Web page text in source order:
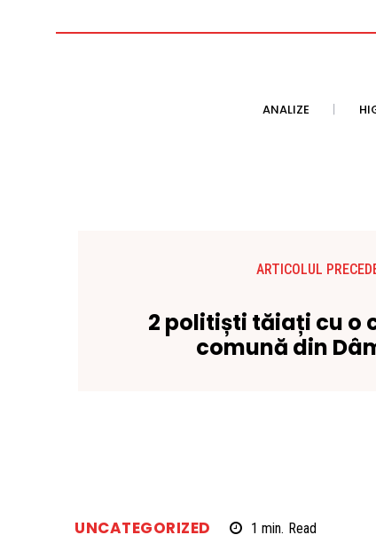
ANALIZE
ARTICOLUL
2 politiști tăiați cu o
comună din